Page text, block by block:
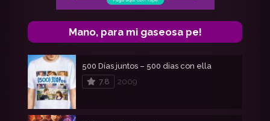
Mano, para mi gaseosa pe!
500 Días juntos – 500 dias con ella
7.8
2009